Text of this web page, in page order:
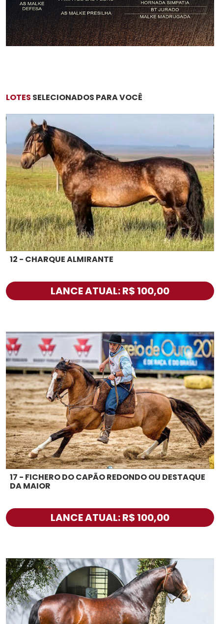
LOTES SELECIONADOS PARA VOCÊ
12 - CHARQUE ALMIRANTE
LANCE ATUAL: R$ 100,00
17 - FICHERO DO CAPÃO REDONDO OU DESTAQUE
DA MAIOR
LANCE ATUAL: R$ 100,00